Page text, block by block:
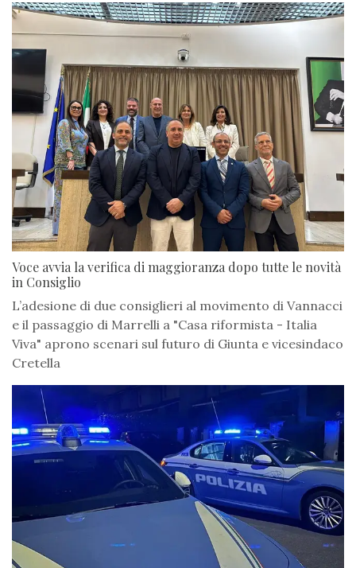
Voce avvia la verifica di maggioranza dopo tutte le novità
in Consiglio
L’adesione di due consiglieri al movimento di Vannacci
e il passaggio di Marrelli a "Casa riformista - Italia
Viva" aprono scenari sul futuro di Giunta e vicesindaco
Cretella